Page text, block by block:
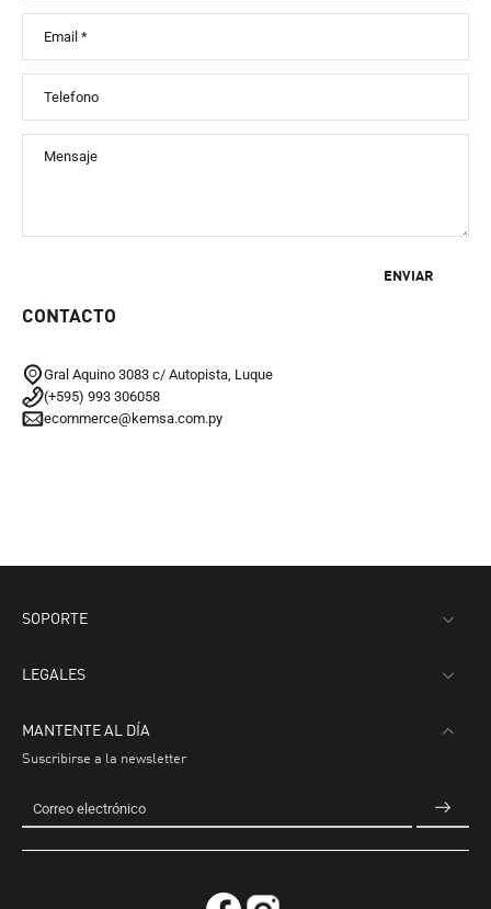
Email *
Telefono
Mensaje
ENVIAR
CONTACTO
Gral Aquino 3083 c/ Autopista, Luque
(+595) 993 306058
ecommerce@kemsa.com.py
SOPORTE
LEGALES
MANTENTE AL DÍA
Suscribirse a la newsletter
Correo electrónico